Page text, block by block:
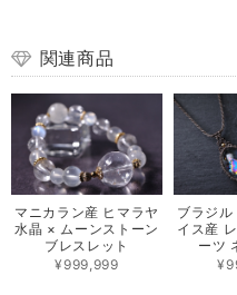
関連商品
マニカラン産 ヒマラヤ
水晶 × ムーンストーン
ブレスレット
¥999,999
ブラジル
イス産
ーツ